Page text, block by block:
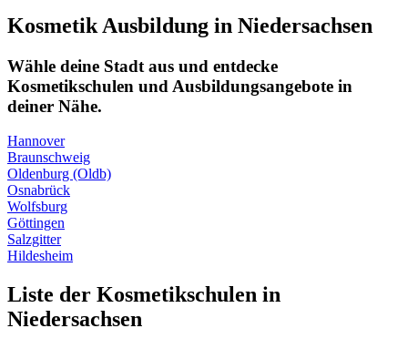
Kosmetik Ausbildung in Niedersachsen
Wähle deine Stadt aus und entdecke
Kosmetikschulen und Ausbildungsangebote in
deiner Nähe.
Hannover
Braunschweig
Oldenburg (Oldb)
Osnabrück
Wolfsburg
Göttingen
Salzgitter
Hildesheim
Liste der Kosmetikschulen in
Niedersachsen